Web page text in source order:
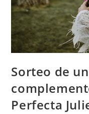
Sorteo de
Perfecta